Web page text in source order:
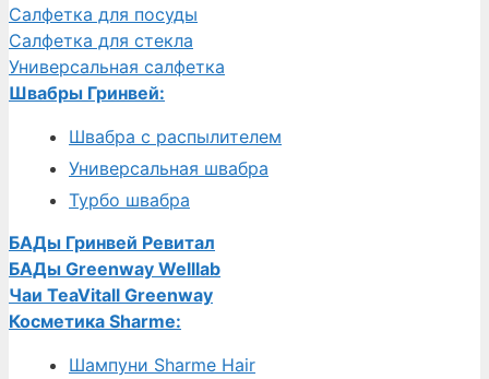
Салфетка для посуды
Салфетка для стекла
Универсальная салфетка
Швабры Гринвей:
Швабра с распылителем
Универсальная швабра
Турбо швабра
БАДы Гринвей Ревитал
БАДы Greenway Welllab
Чаи TeaVitall Greenway
Косметика Sharme:
Шампуни Sharme Hair